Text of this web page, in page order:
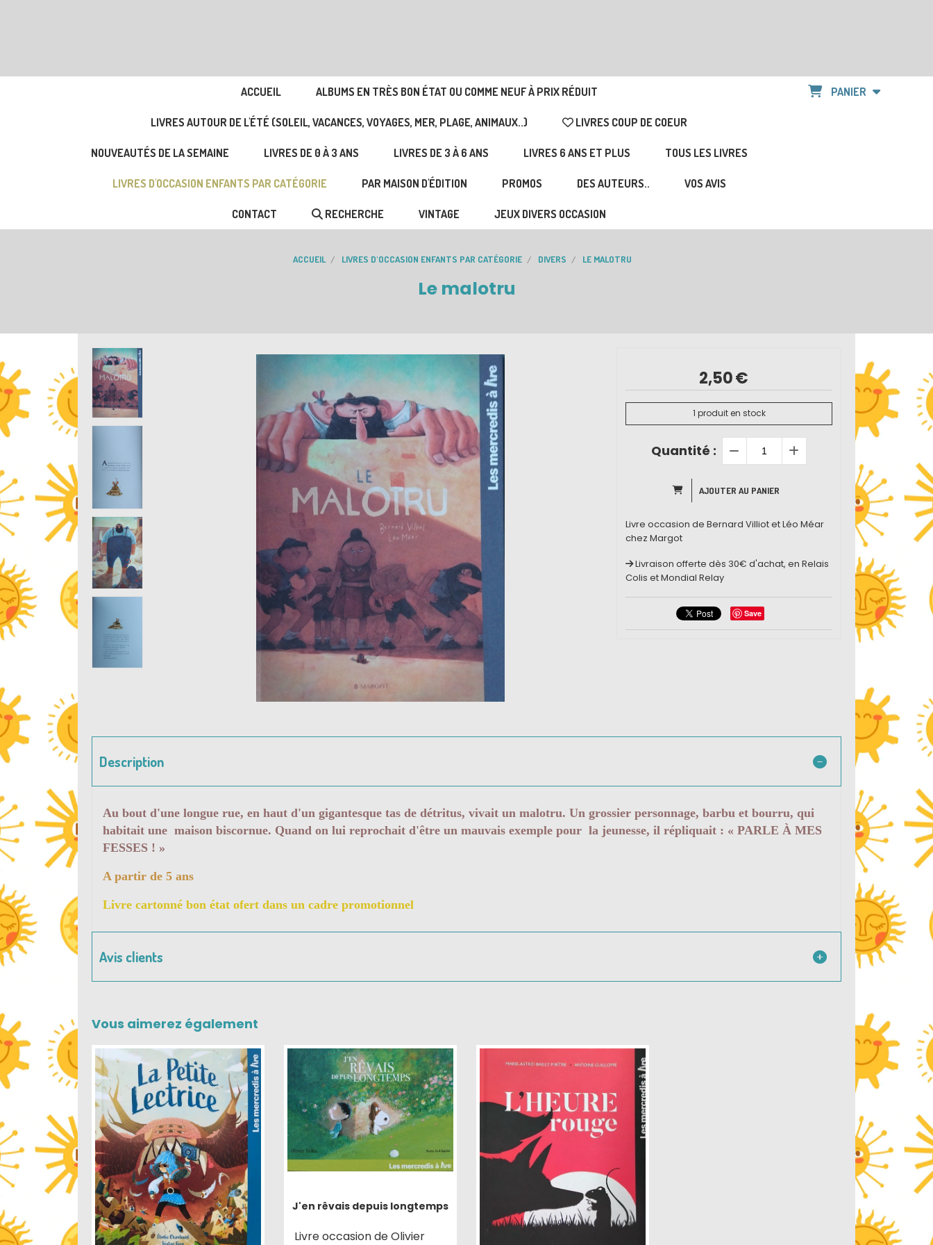
ACCUEIL ALBUMS EN TRÈS BON ÉTAT OU COMME NEUF À PRIX RÉDUIT
LIVRES AUTOUR DE L'ÉTÉ (SOLEIL, VACANCES, VOYAGES, MER, PLAGE, ANIMAUX..) LIVRES COUP DE COEUR
NOUVEAUTÉS DE LA SEMAINE LIVRES DE 0 À 3 ANS LIVRES DE 3 À 6 ANS LIVRES 6 ANS ET PLUS TOUS LES LIVRES
LIVRES D'OCCASION ENFANTS PAR CATÉGORIE PAR MAISON D'ÉDITION PROMOS DES AUTEURS.. VOS AVIS
CONTACT RECHERCHE VINTAGE JEUX DIVERS OCCASION
PANIER
ACCUEIL LIVRES D'OCCASION ENFANTS PAR CATÉGORIE DIVERS LE MALOTRU
Le malotru
2,50€
1 produit en stock
Quantité :
AJOUTER AU PANIER
Livre occasion de Bernard Villiot et Léo Méar
chez Margot
Livraison offerte dès 30€ d'achat, en Relais
Colis et Mondial Relay
Save
Description
Au bout d'une longue rue, en haut d'un gigantesque tas de détritus, vivait un malotru. Un grossier personnage, barbu et bourru, qui
habitait une maison biscornue. Quand on lui reprochait d'être un mauvais exemple pour la jeunesse, il répliquait : « PARLE À MES
FESSES ! »
A partir de 5 ans
Livre cartonné bon état ofert dans un cadre promotionnel
Avis clients
Vous aimerez également
J'en rêvais depuis longtemps
Livre occasion de Olivier